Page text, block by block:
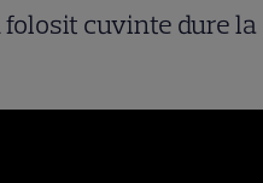
cuvinte dure la